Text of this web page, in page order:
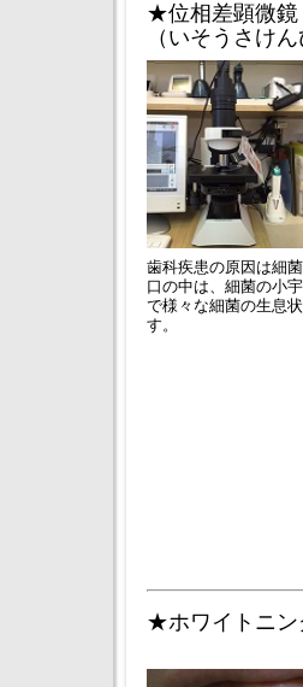
★位相差顕微鏡
（いそうさけ
歯科疾患の原因は細
口の中は、細菌の小
で様々な細菌の生息
す。
★ホワイトニン